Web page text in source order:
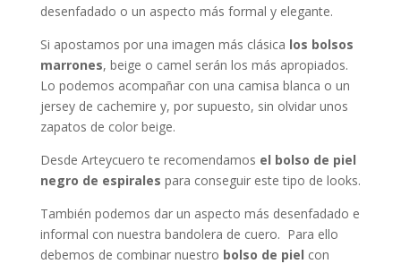
desenfadado o un aspecto más formal y elegante.
Si apostamos por una imagen más clásica los bolsos
marrones, beige o camel serán los más apropiados.
Lo podemos acompañar con una camisa blanca o un
jersey de cachemire y, por supuesto, sin olvidar unos
zapatos de color beige.
Desde Arteycuero te recomendamos el bolso de piel
negro de espirales para conseguir este tipo de looks.
También podemos dar un aspecto más desenfadado e
informal con nuestra bandolera de cuero. Para ello
debemos de combinar nuestro bolso de piel con